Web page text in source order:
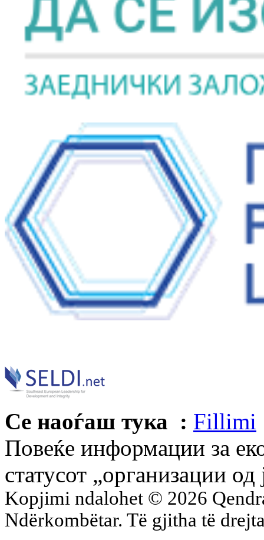
Се наоѓаш тука : Fillimi
Повеќе информации за
статусот „организации од
Kopjimi ndalohet © 2026
Ndërkombëtar. Të gjitha të